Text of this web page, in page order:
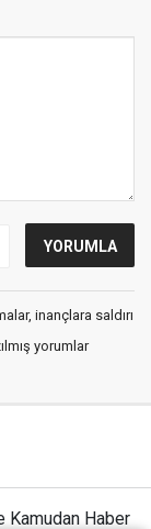
inançlara saldırı
yorumlar
Kamudan Haber